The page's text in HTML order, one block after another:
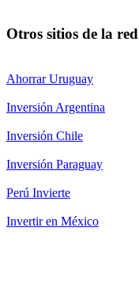
Otros sitios de la red
Ahorrar Uruguay
Inversión Argentina
Inversión Chile
Inversión Paraguay
Perú Invierte
Invertir en México